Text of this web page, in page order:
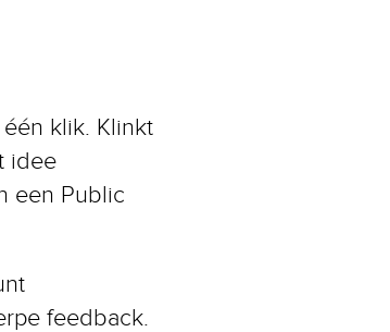
klik. Klinkt
idee
een Public
feedback.